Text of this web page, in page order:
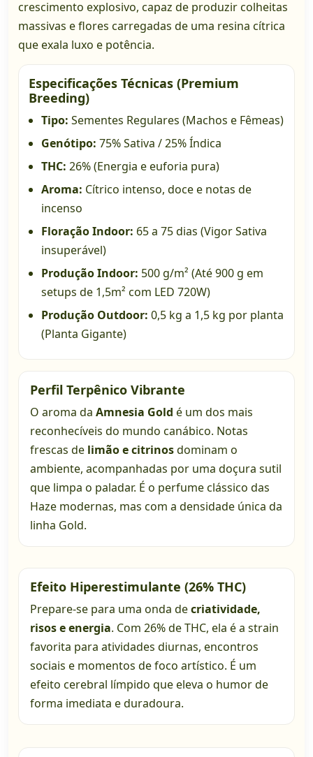
crescimento explosivo, capaz de produzir colheitas
massivas e flores carregadas de uma resina cítrica
que exala luxo e potência.
Especificações Técnicas (Premium
Breeding)
Tipo: Sementes Regulares (Machos e Fêmeas)
Genótipo: 75% Sativa / 25% Índica
THC: 26% (Energia e euforia pura)
Aroma: Cítrico intenso, doce e notas de
incenso
Floração Indoor: 65 a 75 dias (Vigor Sativa
insuperável)
Produção Indoor: 500 g/m² (Até 900 g em
setups de 1,5m² com LED 720W)
Produção Outdoor: 0,5 kg a 1,5 kg por planta
(Planta Gigante)
Perfil Terpênico Vibrante
O aroma da Amnesia Gold é um dos mais
reconhecíveis do mundo canábico. Notas
frescas de limão e citrinosdominam o
ambiente, acompanhadas por uma doçura sutil
que limpa o paladar. É o perfume clássico das
Haze modernas, mas com a densidade única da
linha Gold.
Efeito Hiperestimulante (26% THC)
Prepare-se para uma onda decriatividade,
risos e energia. Com 26% de THC, ela é a strain
favorita para atividades diurnas, encontros
sociais e momentos de foco artístico. É um
efeito cerebral límpido que eleva o humor de
forma imediata e duradoura.